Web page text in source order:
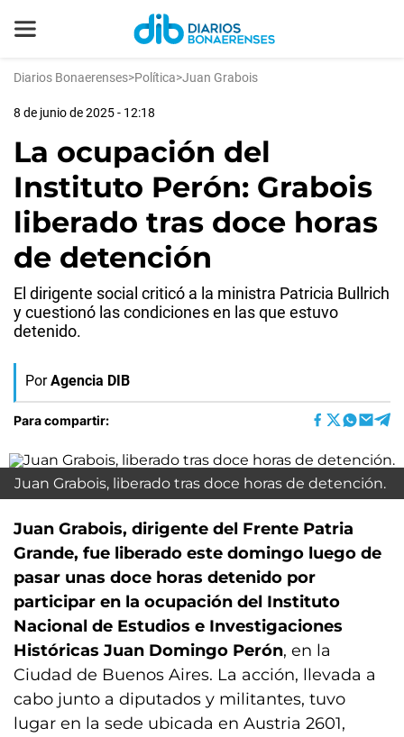
Diarios Bonaerenses>Política>Juan Grabois
8 de junio de 2025 - 12:18
La ocupación del
Instituto Perón: Grabois
liberado tras doce horas
de detención
El dirigente social criticó a la ministra Patricia Bullrich
y cuestionó las condiciones en las que estuvo
detenido.
Por Agencia DIB
Para compartir:
Juan Grabois, liberado tras doce horas de detención.
Juan Grabois, dirigente del Frente Patria
Grande, fue liberado este domingo luego de
pasar unas doce horas detenido por
participar en la ocupación del Instituto
Nacional de Estudios e Investigaciones
Históricas Juan Domingo Perón, en la
Ciudad de Buenos Aires. La acción, llevada a
cabo junto a diputados y militantes, tuvo
lugar en la sede ubicada en Austria 2601,